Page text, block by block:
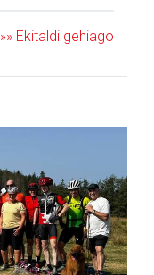
»» Ekitaldi gehiago